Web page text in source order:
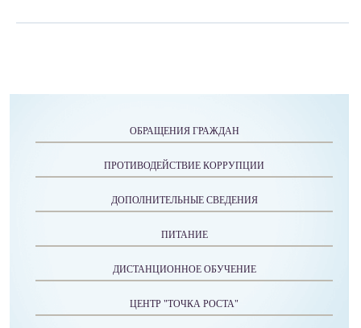
ОБРАЩЕНИЯ ГРАЖДАН
ПРОТИВОДЕЙСТВИЕ КОРРУПЦИИ
ДОПОЛНИТЕЛЬНЫЕ СВЕДЕНИЯ
ПИТАНИЕ
ДИСТАНЦИОННОЕ ОБУЧЕНИЕ
ЦЕНТР "ТОЧКА РОСТА"